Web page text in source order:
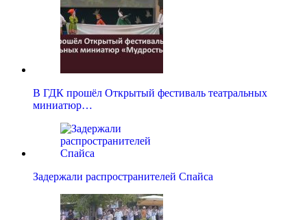
В ГДК прошёл Открытый фестиваль театральных
миниатюр…
Задержали распространителей Спайса